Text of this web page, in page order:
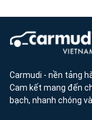
Carmudi - nền tảng
Cam kết mang đến
bạch, nhanh chóng